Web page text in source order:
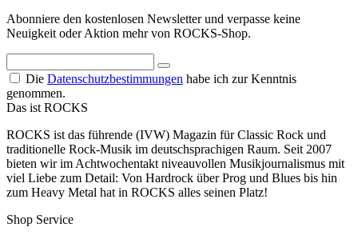
Abonniere den kostenlosen Newsletter und verpasse keine
Neuigkeit oder Aktion mehr von ROCKS-Shop.
Die Datenschutzbestimmungen habe ich zur Kenntnis
genommen.
Das ist ROCKS
ROCKS ist das führende (IVW) Magazin für Classic Rock und
traditionelle Rock-Musik im deutschsprachigen Raum. Seit 2007
bieten wir im Achtwochentakt niveauvollen Musikjournalismus mit
viel Liebe zum Detail: Von Hardrock über Prog und Blues bis hin
zum Heavy Metal hat in ROCKS alles seinen Platz!
Shop Service